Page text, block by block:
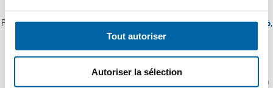
Tout autoriser
Autoriser la sélection
Pour l’hiver 2026/27, profitez de remises pouvant aller jusqu’à-20%,
large choix de resorts, et desmeilleures disponibilités
les dates et les chambres.
Voyages Flammang, nous vous accompagnons avant et
pendant l’ODR pour vous aider à réserver au bon moment, au bon